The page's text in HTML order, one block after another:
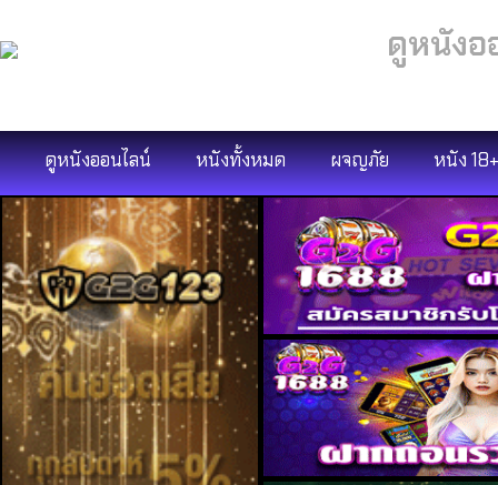
ดูหนังอ
ดูหนังออนไลน์ หนังทั้งหมด ผจญภัย หนัง 18+